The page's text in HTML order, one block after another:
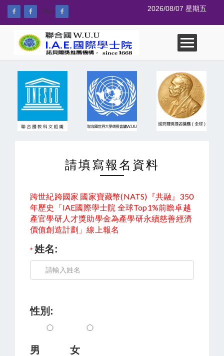
--%> 2026/08/07 星期五
請填寫報名資料
跨世紀跨國家 國家寶藏幣(NATS)『共融』350
年歷史「IAE國際學士院 全球Top1%前瞻卓越
產官學研人才獎助學金為產學研永續慈善經濟
價值創造計劃」線上報名
姓名:
性別:
男 女